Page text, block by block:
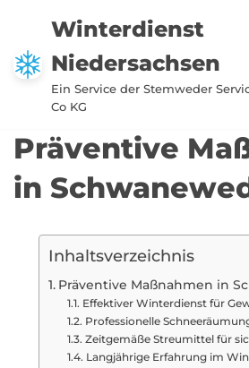
Zum
Inhalt
springen
Winterdienst
Niedersachsen
Ein Service der Stemweder
Co KG
Präventive
in
Inhaltsverzeichnis
Präventive Maßnahmen in
Effektiver Winterdienst für
Professionelle
Zeitgemäße Streumittel für
Langjährige Erfahrung im